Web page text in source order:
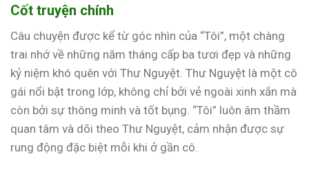
Cốt truyện chính
Câu chuyện được kể từ góc nhìn của “Tôi”, một chàng
trai nhớ về những năm tháng cấp ba tươi đẹp và những
kỷ niệm khó quên với Thư Nguyệt. Thư Nguyệt là một cô
gái nổi bật trong lớp, không chỉ bởi vẻ ngoài xinh xắn mà
còn bởi sự thông minh và tốt bụng. “Tôi” luôn âm thầm
quan tâm và dõi theo Thư Nguyệt, cảm nhận được sự
rung động đặc biệt mỗi khi ở gần cô.